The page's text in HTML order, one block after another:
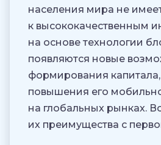
населения мира не
к высококачественным
на основе технологии
появляются новые
формирования
повышения его
на глобальных рынках.
их преимущества с